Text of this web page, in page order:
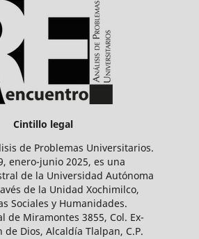
Cintillo legal
de Problemas Universitarios.
enero-junio 2025, es una
de la Universidad Autónoma
de la Unidad Xochimilco,
Sociales y Humanidades.
de Miramontes 3855, Col. Ex-
de Dios, Alcaldía Tlalpan, C.P.